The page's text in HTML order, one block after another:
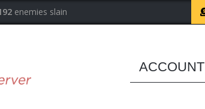
enemies slain
ACCOUNT